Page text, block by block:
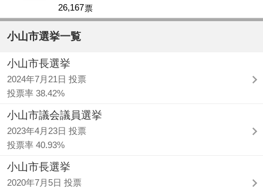
26,167票
小山市選挙一覧
小山市長選挙
2024年7月21日 投票
投票率 38.42%
小山市議会議員選挙
2023年4月23日 投票
投票率 40.93%
小山市長選挙
2020年7月5日 投票